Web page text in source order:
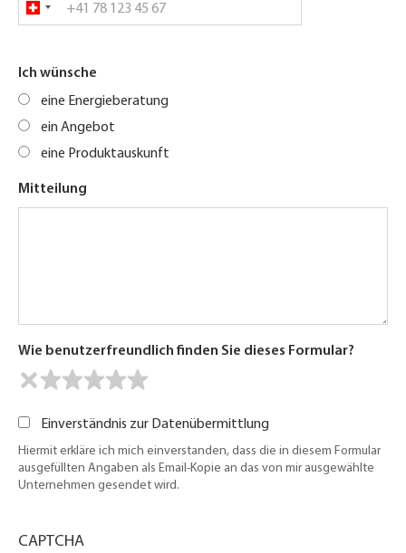
Ich wünsche
eine Energieberatung
ein Angebot
eine Produktauskunft
Mitteilung
Wie benutzerfreundlich finden Sie dieses Formular?
Einverständnis zur Datenübermittlung
Hiermit erkläre ich mich einverstanden, dass die in diesem Formular
ausgefüllten Angaben als Email-Kopie an das von mir ausgewählte
Unternehmen gesendet wird.
CAPTCHA